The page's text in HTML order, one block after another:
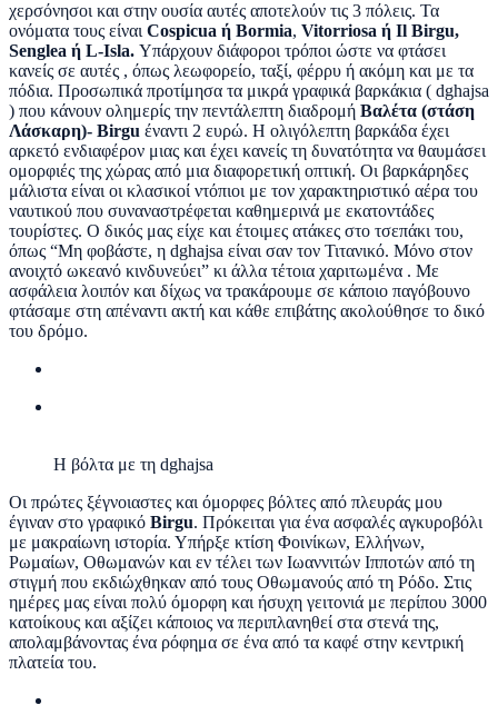
χερσόνησοι και στην ουσία αυτές αποτελούν τις 3 πόλεις. Τα
ονόματα τους είναι Cospicua ή Bormia, Vitorriosa ή Il Birgu,
Senglea ή L-Isla. Υπάρχουν διάφοροι τρόποι ώστε να φτάσει
κανείς σε αυτές , όπως λεωφορείο, ταξί, φέρρυ ή ακόμη και με τα
πόδια. Προσωπικά προτίμησα τα μικρά γραφικά βαρκάκια ( dghajsa
) που κάνουν ολημερίς την πεντάλεπτη διαδρομή Βαλέτα (στάση
Λάσκαρη)- Birgu έναντι 2 ευρώ. Η ολιγόλεπτη βαρκάδα έχει
αρκετό ενδιαφέρον μιας και έχει κανείς τη δυνατότητα να θαυμάσει
ομορφιές της χώρας από μια διαφορετική οπτική. Οι βαρκάρηδες
μάλιστα είναι οι κλασικοί ντόπιοι με τον χαρακτηριστικό αέρα του
ναυτικού που συναναστρέφεται καθημερινά με εκατοντάδες
τουρίστες. Ο δικός μας είχε και έτοιμες ατάκες στο τσεπάκι του,
όπως “Μη φοβάστε, η dghajsa είναι σαν τον Τιτανικό. Μόνο στον
ανοιχτό ωκεανό κινδυνεύει” κι άλλα τέτοια χαριτωμένα . Με
ασφάλεια λοιπόν και δίχως να τρακάρουμε σε κάποιο παγόβουνο
φτάσαμε στη απέναντι ακτή και κάθε επιβάτης ακολούθησε το δικό
του δρόμο.
H βόλτα με τη dghajsa
Οι πρώτες ξέγνοιαστες και όμορφες βόλτες από πλευράς μου
έγιναν στο γραφικό Birgu. Πρόκειται για ένα ασφαλές αγκυροβόλι
με μακραίωνη ιστορία. Υπήρξε κτίση Φοινίκων, Ελλήνων,
Ρωμαίων, Οθωμανών και εν τέλει των Ιωαννιτών Ιπποτών από τη
στιγμή που εκδιώχθηκαν από τους Οθωμανούς από τη Ρόδο. Στις
ημέρες μας είναι πολύ όμορφη και ήσυχη γειτονιά με περίπου 3000
κατοίκους και αξίζει κάποιος να περιπλανηθεί στα στενά της,
απολαμβάνοντας ένα ρόφημα σε ένα από τα καφέ στην κεντρική
πλατεία του.